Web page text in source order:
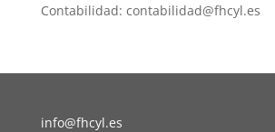
Contabilidad: contabilidad@fhcyl.es
info@fhcyl.es